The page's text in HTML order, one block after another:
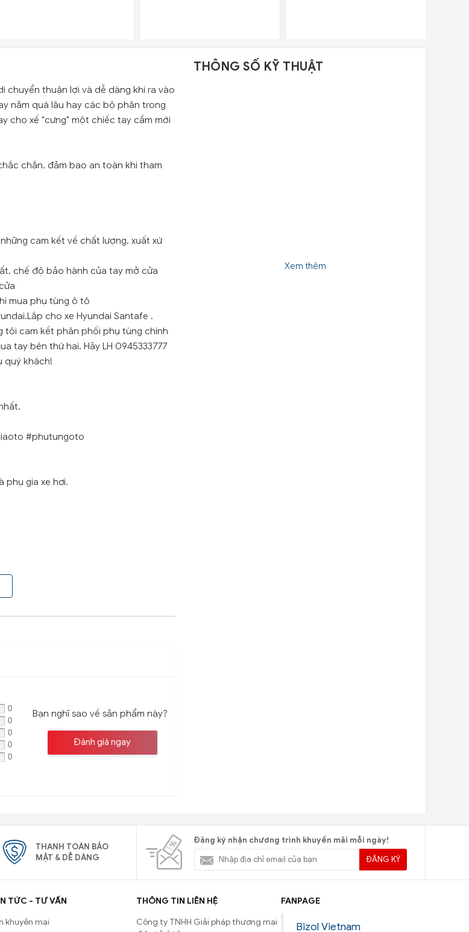
chuyển thuận lợi và dễ dàng khi ra vào
nắm quá lâu hay các bộ phận trong
cho xế "cưng" một chiếc tay cầm mới
chắn, đảm bao an toàn khi tham
cam kết về chất lượng, xuất xứ
chế độ bảo hành của tay mở cửa
mua phụ tùng ô tô
cho xe Hyundai Santafe .
tôi cam kết phân phối phụ tùng chính
tay bên thứ hai. Hãy LH 0945333777
quý khách!
#phutungoto
phụ gia xe hơi.
0
0
0
0
0
Bạn nghĩ sao về sản phẩm này?
Đánh giá ngay
THÔNG SỐ KỸ THUẬT
Xem thêm
THANH TOÁN BẢO
MẬT & DỄ DÀNG
Đăng ký nhận chương trình khuyến mãi mỗi ngày!
ĐĂNG KÝ
TỨC - TƯ VẤN
khuyến mại
THÔNG TIN LIÊN HỆ
Công ty TNHH Giải pháp thương mại
FANPAGE
Bizol Vietnam